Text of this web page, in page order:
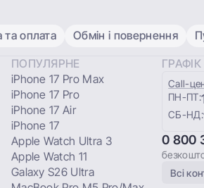
та оплата Обмін і повернення
ПОПУЛЯРНЕ
iPhone 17 Pro Max
iPhone 17 Pro
iPhone 17 Air
iPhone 17
Apple Watch Ultra 3
Apple Watch 11
Galaxy S26 Ultra
Сall-
ПН-ПТ:
СБ-НД:
0 800
Всі